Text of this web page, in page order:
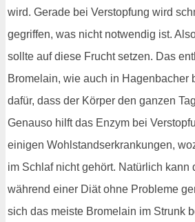
wird. Gerade bei Verstopfung wird
gegriffen, was nicht notwendig ist.
sollte auf diese Frucht setzen. Das
Bromelain, wie auch in Hagenbacher
dafür, dass der Körper den ganzen
Genauso hilft das Enzym bei
einigen Wohlstandserkrankungen,
im Schlaf nicht gehört. Natürlich kann
während einer Diät ohne Probleme
sich das meiste Bromelain im Strunk